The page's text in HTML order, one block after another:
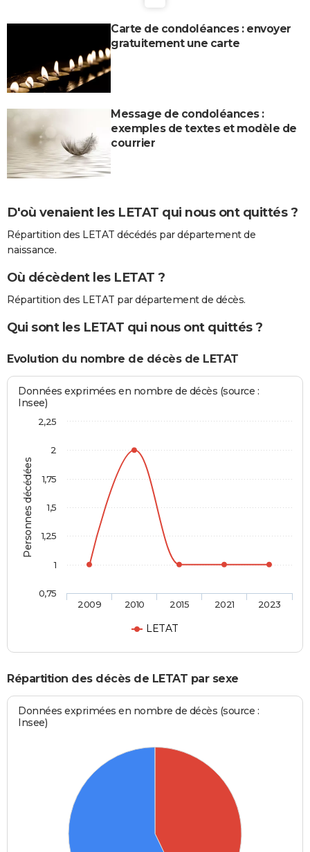
Carte de condoléances : envoyer
gratuitement une carte
Message de condoléances :
exemples de textes et modèle de
courrier
D'où venaient les LETAT qui nous ont quittés ?
Répartition des LETAT décédés par département de
naissance.
Où décèdent les LETAT ?
Répartition des LETAT par département de décès.
Qui sont les LETAT qui nous ont quittés ?
Evolution du nombre de décès de LETAT
Personnes décédées
Données exprimées en nombre de décès (source :
Insee)
LETAT
2009 2010 2015 2021 2023
0,75
1
1,25
1,5
1,75
2
2,25
Répartition des décès de LETAT par sexe
Données exprimées en nombre de décès (source :
Insee)